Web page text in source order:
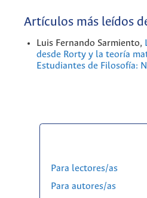
Artículos más leídos
Luis Fernando Sarmiento,
desde Rorty y la teoría
Estudiantes de Filosofía:
Para lectores/as
Para autores/as